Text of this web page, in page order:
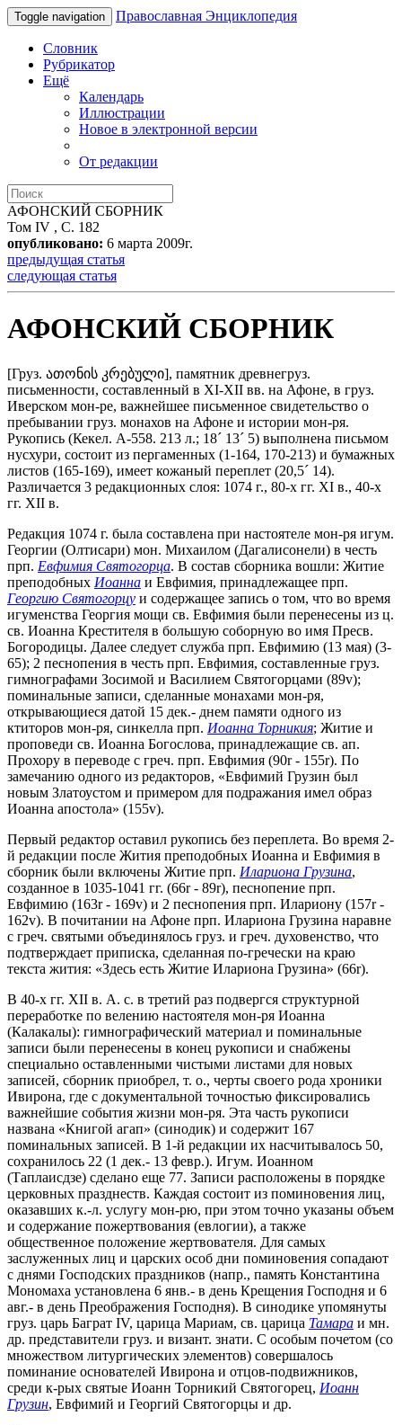
Toggle navigation Православная Энциклопедия
Словник
Рубрикатор
Ещё
Календарь
Иллюстрации
Новое в электронной версии
От редакции
АФОНСКИЙ СБОРНИК
Том IV , С. 182
опубликовано: 6 марта 2009г.
предыдущая статья
следующая статья
АФОНСКИЙ СБОРНИК
[Груз. ათონის კრებული], памятник древнегруз.
письменности, составленный в XI-XII вв. на Афоне, в груз.
Иверском мон-ре, важнейшее письменное свидетельство о
пребывании груз. монахов на Афоне и истории мон-ря.
Рукопись (Кекел. А-558. 213 л.; 18´ 13´ 5) выполнена письмом
нусхури, состоит из пергаменных (1-164, 170-213) и бумажных
листов (165-169), имеет кожаный переплет (20,5´ 14).
Различается 3 редакционных слоя: 1074 г., 80-х гг. XI в., 40-х
гг. XII в.
Редакция 1074 г. была составлена при настоятеле мон-ря игум.
Георгии (Олтисари) мон. Михаилом (Дагалисонели) в честь
прп. Евфимия Святогорца. В состав сборника вошли: Житие
преподобных Иоанна и Евфимия, принадлежащее прп.
Георгию Святогорцу и содержащее запись о том, что во время
игуменства Георгия мощи св. Евфимия были перенесены из ц.
св. Иоанна Крестителя в большую соборную во имя Пресв.
Богородицы. Далее следует служба прп. Евфимию (13 мая) (3-
65); 2 песнопения в честь прп. Евфимия, составленные груз.
гимнографами Зосимой и Василием Святогорцами (89v);
поминальные записи, сделанные монахами мон-ря,
открывающиеся датой 15 дек.- днем памяти одного из
ктиторов мон-ря, синкелла прп. Иоанна Торникия; Житие и
проповеди св. Иоанна Богослова, принадлежащие св. ап.
Прохору в переводе с греч. прп. Евфимия (90r - 155r). По
замечанию одного из редакторов, «Евфимий Грузин был
новым Златоустом и примером для подражания имел образ
Иоанна апостола» (155v).
Первый редактор оставил рукопись без переплета. Во время 2-
й редакции после Жития преподобных Иоанна и Евфимия в
сборник были включены Житие прп. Илариона Грузина,
созданное в 1035-1041 гг. (66r - 89r), песнопение прп.
Евфимию (163r - 169v) и 2 песнопения прп. Илариону (157r -
162v). В почитании на Афоне прп. Илариона Грузина наравне
с греч. святыми объединялось груз. и греч. духовенство, что
подтверждает приписка, сделанная по-гречески на краю
текста жития: «Здесь есть Житие Илариона Грузина» (66r).
В 40-х гг. XII в. А. с. в третий раз подвергся структурной
переработке по велению настоятеля мон-ря Иоанна
(Калакалы): гимнографический материал и поминальные
записи были перенесены в конец рукописи и снабжены
специально оставленными чистыми листами для новых
записей, сборник приобрел, т. о., черты своего рода хроники
Ивирона, где с документальной точностью фиксировались
важнейшие события жизни мон-ря. Эта часть рукописи
названа «Книгой агап» (синодик) и содержит 167
поминальных записей. В 1-й редакции их насчитывалось 50,
сохранилось 22 (1 дек.- 13 февр.). Игум. Иоанном
(Таплаисдзе) сделано еще 77. Записи расположены в порядке
церковных празднеств. Каждая состоит из поминовения лиц,
оказавших к.-л. услугу мон-рю, при этом точно указаны объем
и содержание пожертвования (евлогии), а также
общественное положение жертвователя. Для самых
заслуженных лиц и царских особ дни поминовения сопадают
с днями Господских праздников (напр., память Константина
Мономаха установлена 6 янв.- в день Крещения Господня и 6
авг.- в день Преображения Господня). В синодике упомянуты
груз. царь Баграт IV, царица Мариам, св. царица Тамара и мн.
др. представители груз. и визант. знати. С особым почетом (со
множеством литургических элементов) совершалось
поминание основателей Ивирона и отцов-подвижников,
среди к-рых святые Иоанн Торникий Святогорец, Иоанн
Грузин, Евфимий и Георгий Святогорцы и др.